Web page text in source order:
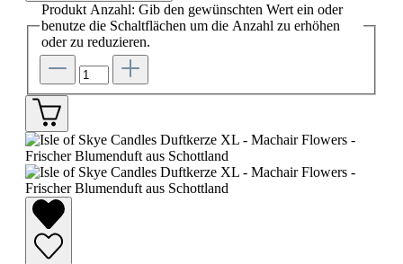
Produkt Anzahl: Gib den gewünschten Wert ein oder
benutze die Schaltflächen um die Anzahl zu erhöhen
oder zu reduzieren.